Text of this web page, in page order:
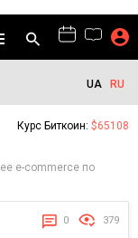
UA RU
Курс Биткоин: $65108
e-commerce по
0 379